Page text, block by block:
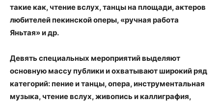
такие как, чтение вслух, танцы на площади, актеров
любителей пекинской оперы, «ручная работа
Яньтая» и др.
Девять специальных мероприятий выделяют
основную массу публики и охватывают широкий ряд
категорий: пение и танцы, опера, инструментальная
музыка, чтение вслух, живопись и каллиграфия,